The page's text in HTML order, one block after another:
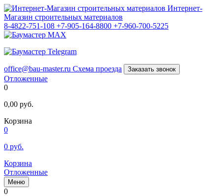
Интернет-
Магазин строительных материалов
8-4822-751-108 +7-905-164-8800 +7-960-700-5225
office@bau-master.ru Схема проезда Заказать звонок
Отложенные
0
0,00 руб.
Корзина
0
0 руб.
Корзина
Отложенные
Меню
0